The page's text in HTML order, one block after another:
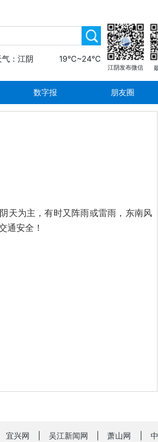
：江阴 19℃~24℃
江阴发布微信
数字报 朋友圈
天为主，有时又阵雨或雷雨，东南风
安全！
宜兴网 吴江新闻网 萧山网